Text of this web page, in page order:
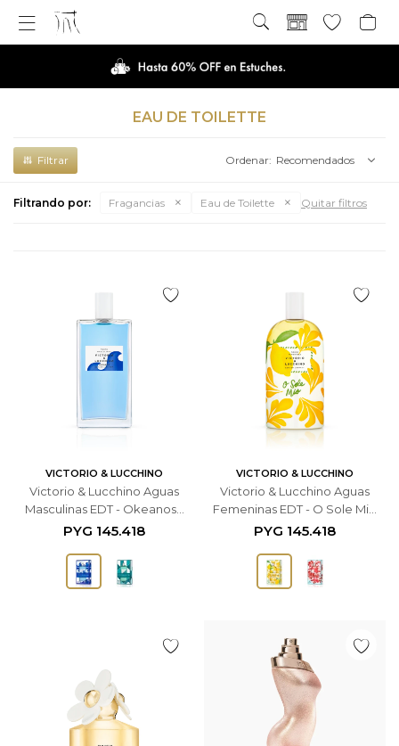

EAU DE TOILETTE
Recomendados
Filtrando por: Fragancias Eau de Toilette Quitar filtros
VICTORIO & LUCCHINO
Victorio & Lucchino Aguas
Masculinas EDT - Okeanos -
150ml Masculino
PYG 145.418
VICTORIO & LUCCHINO
Victorio & Lucchino Aguas
Femeninas EDT - O Sole Mio
150ml - Femenino
PYG 145.418